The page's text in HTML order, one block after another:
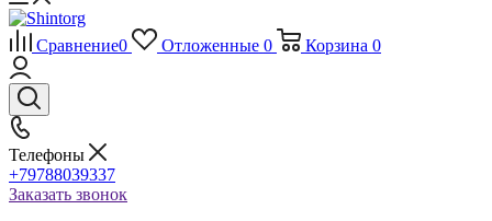
Сравнение0 Отложенные 0 Корзина 0
Телефоны
+79788039337
Заказать звонок